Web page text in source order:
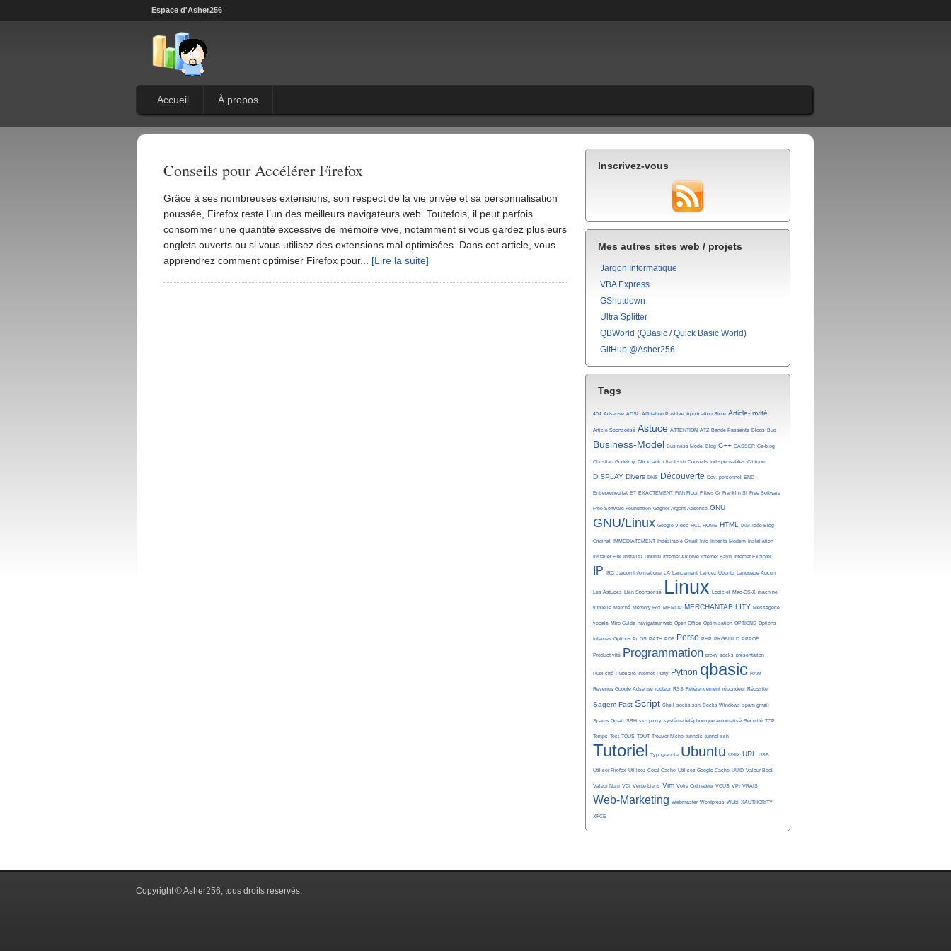
Espace d'Asher256
Accueil À propos
Conseils pour Accélérer Firefox
Grâce à ses nombreuses extensions, son respect de la vie privée et sa personnalisation
poussée, Firefox reste l’un des meilleurs navigateurs web. Toutefois, il peut parfois
consommer une quantité excessive de mémoire vive, notamment si vous gardez plusieurs
onglets ouverts ou si vous utilisez des extensions mal optimisées. Dans cet article, vous
apprendrez comment optimiser Firefox pour... [Lire la suite]
Inscrivez-vous
Mes autres sites web / projets
Jargon Informatique
VBA Express
GShutdown
Ultra Splitter
QBWorld (QBasic / Quick Basic World)
GitHub @Asher256
Tags
404 Adsense ADSL Affiliation Positive Application Store Article-Invité
Article Sponsorisé Astuce ATTENTION ATZ Bande Passante Blogs Bug
Business-Model Business Model Blog C++ CASSER Ce-blog
Christian Godefroy Clickbank client ssh Conseils Indispensables Critique
DISPLAY Divers DNS Découverte Dév.-personnel END
Entrepreneuriat ET EXACTEMENT Fifth Floor Filtres Cr Franklin St Free Software
Free Software Foundation Gagner Argent Adsense GNU
GNU/Linux Google Video HCL HOME HTML IAM Idée Blog
Original IMMEDIATEMENT Indésirable Gmail Info Inherits Modem Installation
Installer Fltk Installez Ubuntu Internet Archive Internet Bayn Internet Explorer
IP IRC Jargon Informatique LA Lancement Lancez Ubuntu Language Aucun
Les Astuces Lien Sponsorisé Linux Logiciel Mac-OS-X machine
virtuelle Marché Memory Fox MEMUP MERCHANTABILITY Messagerie
vocale Miro Guide navigateur web Open Office Optimisation OPTIONS Options
Internes Options Pr OS PATH PDF Perso PHP PKGBUILD PPPOE
Productivité Programmation proxy socks présentation
Publicité Publicité Internet Putty Python qbasic RAM
Revenus Google Adsense routeur RSS Référencement répondeur Réussite
Sagem Fast Script Shell socks ssh Socks Windows spam gmail
Spams Gmail SSH ssh proxy système téléphonique automatisé Sécurité TCP
Temps Test TOUS TOUT Trouver Niche tunnels tunnel ssh
Tutoriel Typographie Ubuntu UNIX URL USB
Utiliser Firefox Utilisez Coral Cache Utilisez Google Cache UUID Valeur Bool
Valeur Num VCI Vente-Liens Vim Votre Ordinateur VOUS VPI VRAIS
Web-Marketing Webmaster Wordpress Wubi XAUTHORITY
XFCE
Copyright © Asher256, tous droits réservés.